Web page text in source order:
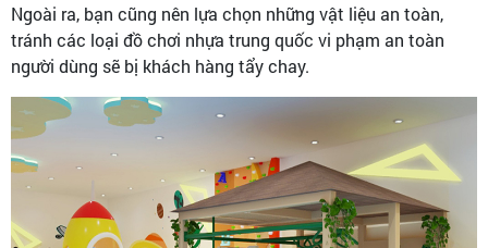
Ngoài ra, bạn cũng nên lựa chọn những vật liệu an toàn,
tránh các loại đồ chơi nhựa trung quốc vi phạm an toàn
người dùng sẽ bị khách hàng tẩy chay.